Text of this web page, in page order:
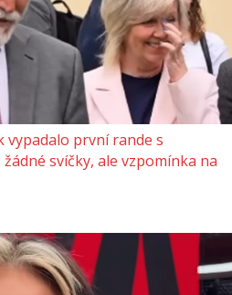
vypadalo první rande s
svíčky, ale vzpomínka na